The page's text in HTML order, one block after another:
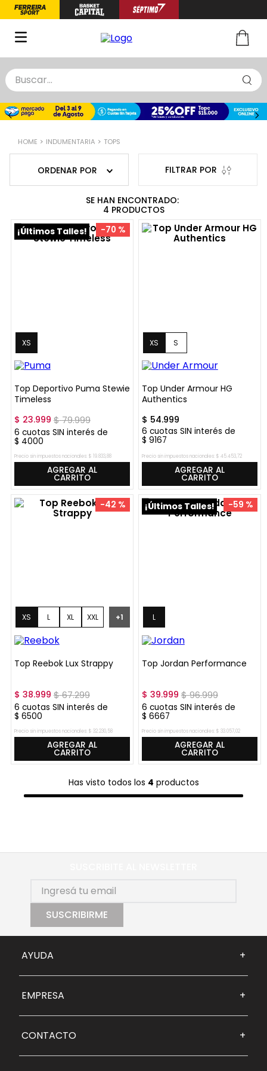
Buscar...
INDUMENTARIA TOPS
ORDENAR POR
4 PRODUCTOS
-70 %
¡Últimos Talles!
XS
Top Deportivo Puma Stewie
Timeless
$ 23.999 $79.999
6 cuotas SIN interés de
$ 4000
Precio sin impuestos nacionales: $ 19.833,88
AGREGAR AL
CARRITO
XS S
Top Under Armour HG
Authentics
$ 54.999
6 cuotas SIN interés de
$ 9167
Precio sin impuestos nacionales: $ 45.453,72
AGREGAR AL
CARRITO
-42 %
XS L XL XXL +1
Top Reebok Lux Strappy
$ 38.999 $67.299
6 cuotas SIN interés de
$ 6500
Precio sin impuestos nacionales: $ 32.230,58
AGREGAR AL
CARRITO
-59 %
¡Últimos Talles!
L
Top Jordan Performance
$ 39.999 $96.999
6 cuotas SIN interés de
$ 6667
Precio sin impuestos nacionales: $ 33.057,02
AGREGAR AL
CARRITO
Has visto todos los 4 productos
SUSCRIBIRME
AYUDA +
EMPRESA +
CONTACTO +
TÉRMINOS MÁS BUSCADOS
1.
zapatillas basquet
2.
niño
4.
medias